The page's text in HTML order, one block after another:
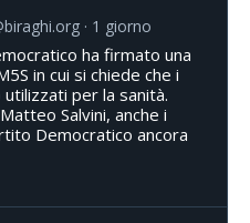
1 giorno
ha firmato una
in cui si chiede che i
utilizzati per la sanità.
Salvini, anche i
Democratico ancora